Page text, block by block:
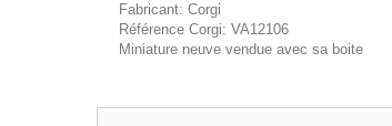
Fabricant: Corgi
Référence Corgi: VA12106
Miniature neuve vendue avec sa boite